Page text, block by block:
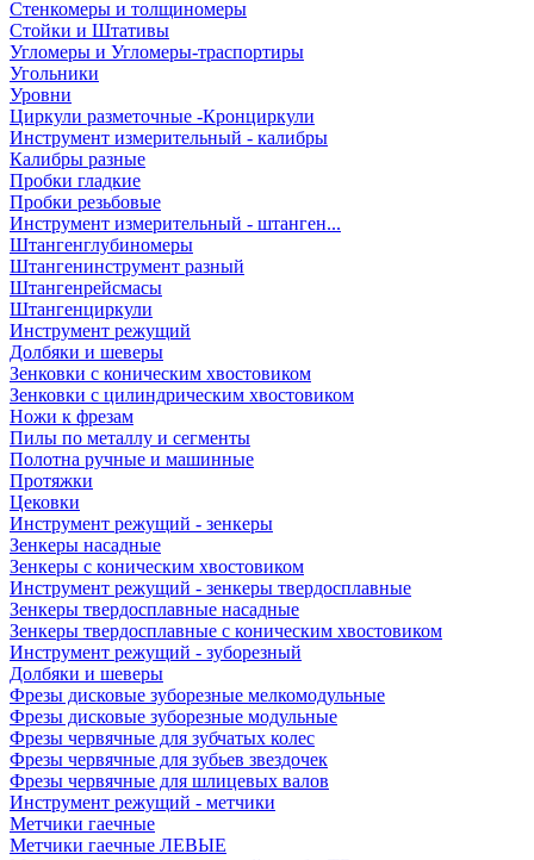
Стенкомеры и толщиномеры
Стойки и Штативы
Угломеры и Угломеры-траспортиры
Угольники
Уровни
Циркули разметочные -Кронциркули
Инструмент измерительный - калибры
Калибры разные
Пробки гладкие
Пробки резьбовые
Инструмент измерительный - штанген...
Штангенглубиномеры
Штангенинструмент разный
Штангенрейсмасы
Штангенциркули
Инструмент режущий
Долбяки и шеверы
Зенковки с коническим хвостовиком
Зенковки с цилиндрическим хвостовиком
Ножи к фрезам
Пилы по металлу и сегменты
Полотна ручные и машинные
Протяжки
Цековки
Инструмент режущий - зенкеры
Зенкеры насадные
Зенкеры с коническим хвостовиком
Инструмент режущий - зенкеры твердосплавные
Зенкеры твердосплавные насадные
Зенкеры твердосплавные с коническим хвостовиком
Инструмент режущий - зуборезный
Долбяки и шеверы
Фрезы дисковые зуборезные мелкомодульные
Фрезы дисковые зуборезные модульные
Фрезы червячные для зубчатых колес
Фрезы червячные для зубьев звездочек
Фрезы червячные для шлицевых валов
Инструмент режущий - метчики
Метчики гаечные
Метчики гаечные ЛЕВЫЕ